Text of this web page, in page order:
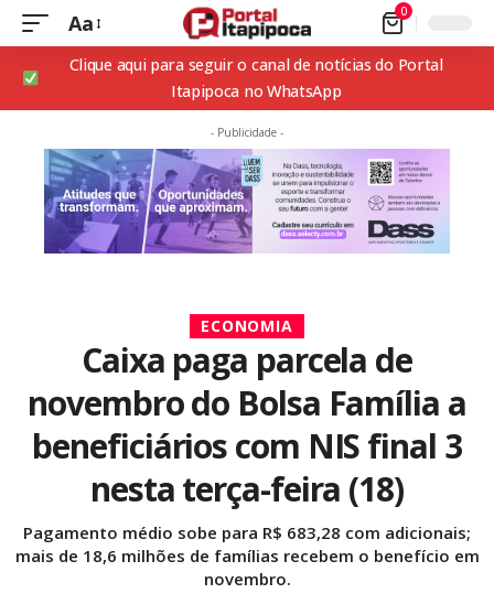
Aa 0
Clique aqui para seguir o canal de notícias do Portal
Itapipoca no WhatsApp
- Publicidade -
ECONOMIA
Caixa paga parcela de
novembro do Bolsa Família a
beneficiários com NIS final 3
nesta terça-feira (18)
Pagamento médio sobe para R$ 683,28 com adicionais;
mais de 18,6 milhões de famílias recebem o benefício em
novembro.